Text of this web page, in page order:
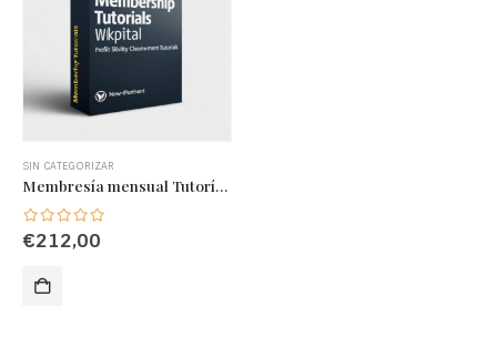
SIN CATEGORIZAR
Membresía mensual Tutoría WKpital
€212,00